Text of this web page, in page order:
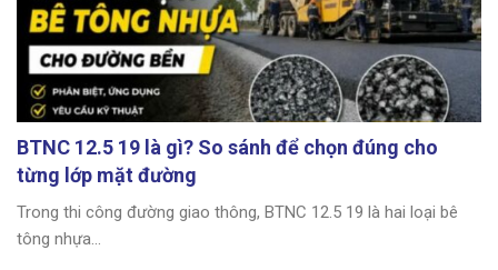
BTNC 12.5 19 là gì? So sánh để chọn đúng cho
từng lớp mặt đường
Trong thi công đường giao thông, BTNC 12.5 19 là hai loại bê
tông nhựa...